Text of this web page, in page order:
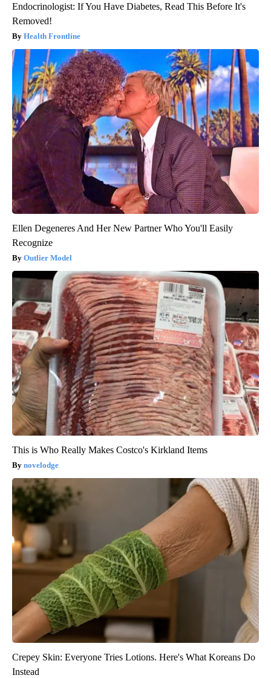
Endocrinologist: If You Have Diabetes, Read This Before It's
Removed!
Health Frontline
Ellen Degeneres And Her New Partner Who You'll Easily
Recognize
Outlier Model
This is Who Really Makes Costco's Kirkland Items
novelodge
Crepey Skin: Everyone Tries Lotions. Here's What Koreans Do
Instead